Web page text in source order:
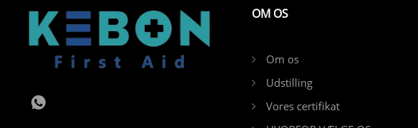
OM OS
Om os
Udstilling
Vores certifikat